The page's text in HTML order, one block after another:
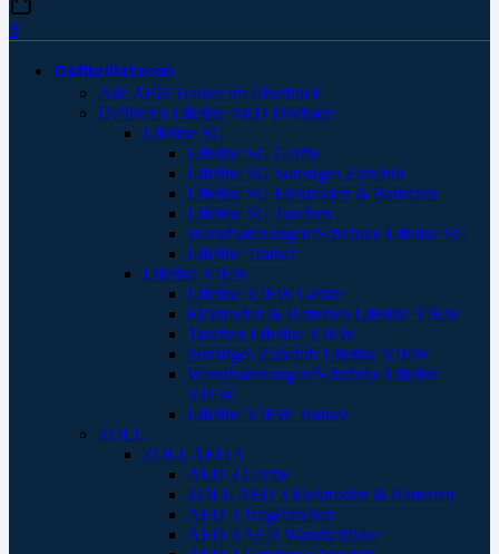
0
Defibrillatoren
Alle AED Trainer im Überblick
Defibtech Lifeline AED Produkte
Lifeline SG
Lifeline SG Geräte
Lifeline SG Sonstiges Zubehör
Lifeline SG Elektroden & Batterien
Lifeline SG Taschen
Wandhalterungen/Schränke Lifeline SG
Lifeline Trainer
Lifeline VIEW
Lifeline VIEW Geräte
Elektroden & Batterien Lifeline VIEW
Taschen Lifeline VIEW
Sonstiges Zubehör Lifeline VIEW
Wandhalterungen/Schränke Lifeline
VIEW
Lifeline VIEW Trainer
ZOLL
ZOLL AED 3
AED 3 Geräte
ZOLL AED 3 Elektroden & Batterien
AED 3 Tragetaschen
AED 3 AED Wandschilder